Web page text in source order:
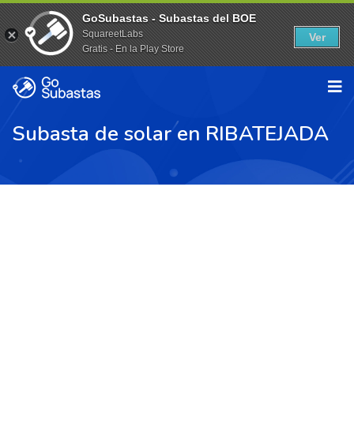
Subasta de solar en RIBATEJADA
GoSubastas - Subastas del BOE
SquareetLabs
Gratis - En la Play Store
Ver